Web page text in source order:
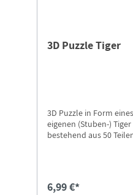
3D Puzzle Tiger
3D Puzzle in Form
eigenen (Stuben-)
bestehend aus 50
6,99 €*